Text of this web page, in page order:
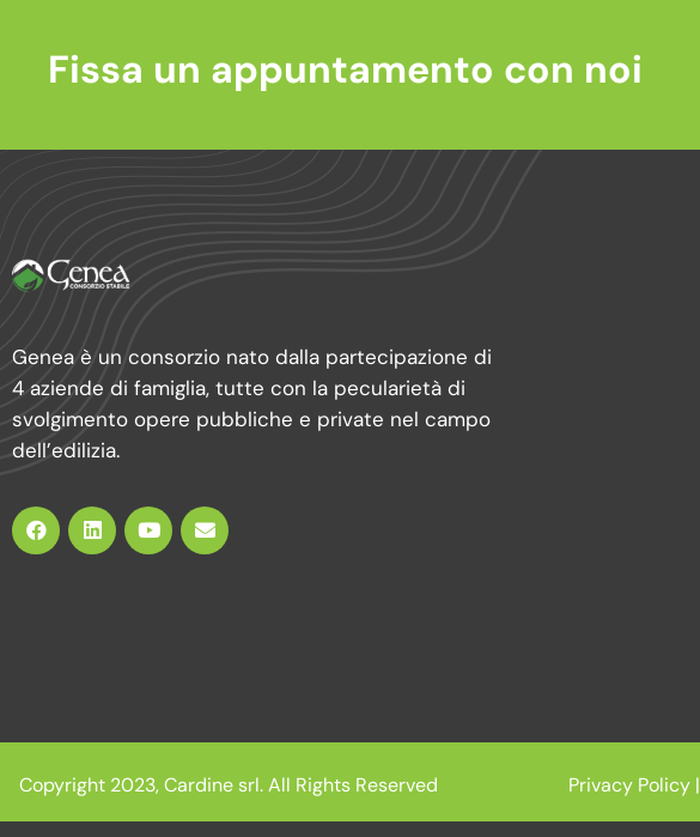
Fissa un appuntamento con noi
Genea è un consorzio nato dalla partecipazione di
4 aziende di famiglia, tutte con la pecularietà di
svolgimento opere pubbliche e private nel campo
dell’edilizia.
Copyright 2023, Cardine srl. All Rights Reserved Privacy Policy |